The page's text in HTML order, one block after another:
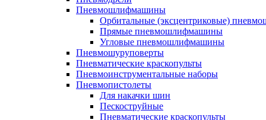
Пневмошлифмашины
Орбитальные (эксцентриковые)
Прямые пневмошлифмашины
Угловые пневмошлифмашины
Пневмошуруповерты
Пневматические краскопульты
Пневмоинструментальные наборы
Пневмопистолеты
Для накачки шин
Пескоструйные
Пневматические краскопульты